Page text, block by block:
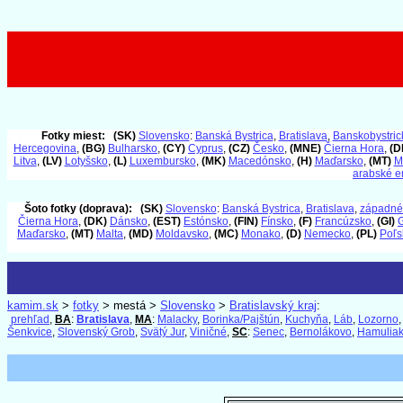
Fotky miest: (SK) Slovensko: Banská Bystrica, Bratislava,
Hercegovina, (BG) Bulharsko, (CY) Cyprus, (CZ) Česko, (MNE) Čierna Hora,
Litva, (LV) Lotyšsko, (L) Luxembursko, (MK) Macedónsko, (H) Maďarsko, (MT)
arabské
Šoto fotky (doprava): (SK) Slovensko: Banská Bystrica, Bratislava,
Čierna Hora, (DK) Dánsko, (EST) Estónsko, (FIN) Fínsko, (F) Francúzsko, (GI)
Maďarsko, (MT) Malta, (MD) Moldavsko, (MC) Monako, (D) Nemecko, (PL)
kamim.sk > fotky > mestá > Slovensko > Bratislavský kraj:
prehľad , BA: Bratislava, MA: Malacky, Borinka/Pajštún, Kuchyňa, Láb, Lozorno,
Šenkvice, Slovenský Grob, Svätý Jur, Viničné, SC: Senec, Bernolákovo,